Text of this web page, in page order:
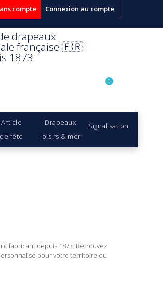
Connexion au compte
compte
drapeaux
française 🇫🇷
1873
Article
de fête
Drapeaux
loisirs & mer
Signalisation
0
fabricant depuis 1873. Retrouvez
pour votre territoire ou